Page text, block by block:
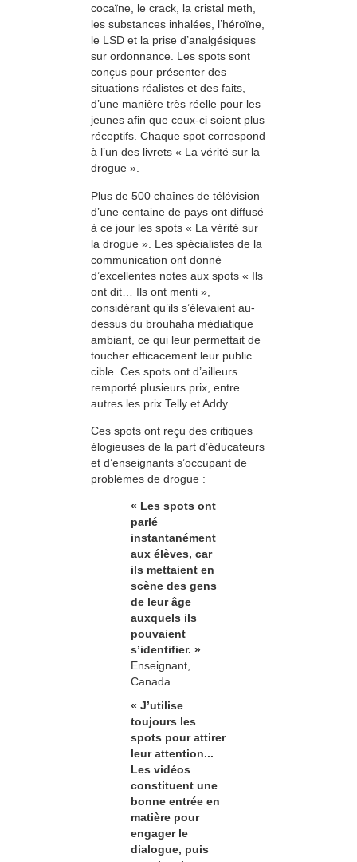
cocaïne, le crack, la cristal meth,
les substances inhalées, l’héroïne,
le LSD et la prise d’analgésiques
sur ordonnance. Les spots sont
conçus pour présenter des
situations réalistes et des faits,
d’une manière très réelle pour les
jeunes afin que ceux-ci soient plus
réceptifs. Chaque spot correspond
à l’un des livrets « La vérité sur la
drogue ».
Plus de 500 chaînes de télévision
d’une centaine de pays ont diffusé
à ce jour les spots « La vérité sur
la drogue ». Les spécialistes de la
communication ont donné
d’excellentes notes aux spots « Ils
ont dit… Ils ont menti »,
considérant qu’ils s’élevaient au-
dessus du brouhaha médiatique
ambiant, ce qui leur permettait de
toucher efficacement leur public
cible. Ces spots ont d’ailleurs
remporté plusieurs prix, entre
autres les prix Telly et Addy.
Ces spots ont reçu des critiques
élogieuses de la part d’éducateurs
et d’enseignants s’occupant de
problèmes de drogue :
« Les spots ont
parlé
instantanément
aux élèves, car
ils mettaient en
scène des gens
de leur âge
auxquels ils
pouvaient
s’identifier. »
Enseignant,
Canada
« J’utilise
toujours les
spots pour attirer
leur attention...
Les vidéos
constituent une
bonne entrée en
matière pour
engager le
dialogue, puis